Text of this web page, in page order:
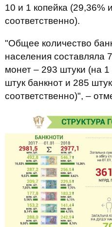
10 и 1 копейка (29,36%
соответственно).
"Общее количество
населения составляла
монет – 293 штуки (на
штук банкнот и 285
соответственно)", –